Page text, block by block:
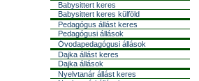
Babysittert keres
Babysittert keres külföld
Pedagógus állást keres
Pedagógusi állások
Óvodapedagógusi állások
Dajka állást keres
Dajka állások
Nyelvtanár állást keres